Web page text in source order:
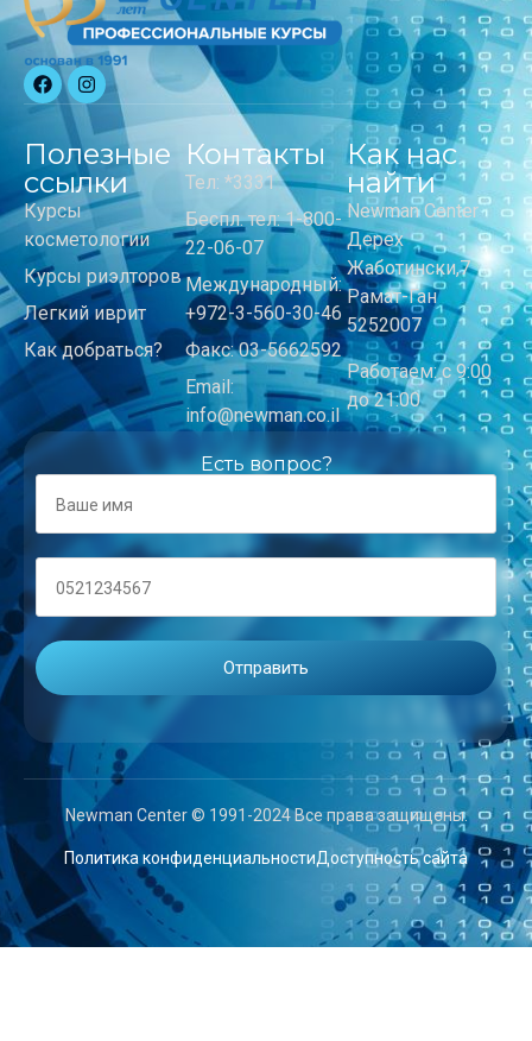
Полезные
ссылки
Курсы
косметологии
Курсы риэлторов
Легкий иврит
Как добраться?
Контакты
Тел: *3331
Беспл. тел: 1-800-
22-06-07
Международный:
+972-3-560-30-46
Факс: 03-5662592
Email:
info@newman.co.il
Как нас
найти
Newman Center
Дерех
Жаботински,7
Рамат-Ган
5252007
Работаем: с 9:00
до 21:00
Есть вопрос?
Newman Center © 1991-2024 Все права защищены.
Политика конфиденциальностиДоступность сайта